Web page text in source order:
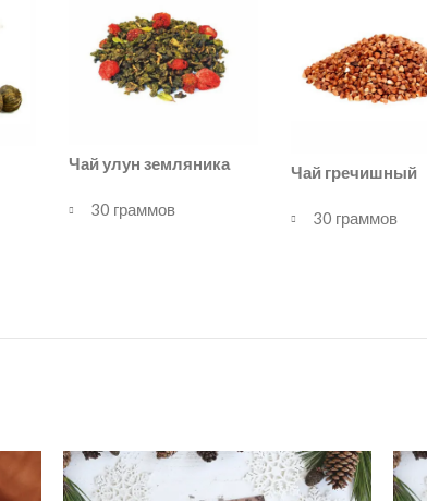
Чай улун земляника
30 граммов
Чай гречишный
30 граммов